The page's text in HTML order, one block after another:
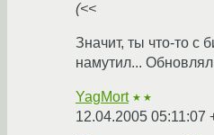
(<<
Значит, ты что-то с
намутил...
YagMort ★★
12.04.2005 05:11:07